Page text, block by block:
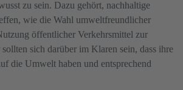
zu sein. Dazu gehört, nachhaltige
wie die Wahl umweltfreundlicher
öffentlicher Verkehrsmittel zur
sich darüber im Klaren sein, dass ihre
die Umwelt haben und entsprechend